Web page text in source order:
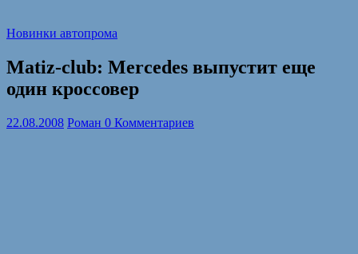
Новинки автопрома
Matiz-club: Mercedes выпустит еще
один кроссовер
22.08.2008 Роман 0 Комментариев